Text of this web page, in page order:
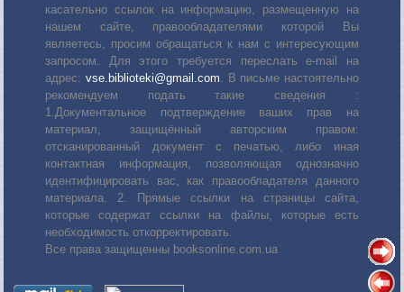
касательно ссылок на информацию, размещенную на
нашем сайте, правообладателями которой Вы
являетесь, просим обращаться к нам с интересующим
запросом. Для этого требуется переслать е-mail на
адрес: vse.biblioteki@gmail.com . В письме настоятельно
рекомендуем подать такие сведения :
1.Документальное подтверждение ваших прав на
материал, защищённый авторским правом:
отсканированный документ с печатью, либо иная
контактная информация, позволяющая однозначно
идентифицировать вас, как правообладателя данного
материала. 2. Прямые ссылки на страницы сайта,
которые содержат ссылки на файлы, которые есть
необходимость откорректировать.
Все права защищенны booksonline.com.ua